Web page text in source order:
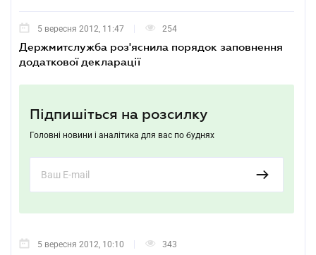
5 вересня 2012, 11:47 254
Держмитслужба роз'яснила порядок заповнення
додаткової декларації
Підпишіться на розсилку
Головні новини і аналітика для вас по буднях
5 вересня 2012, 10:10 343